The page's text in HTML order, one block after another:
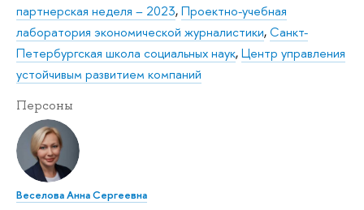
партнерская неделя – 2023,Проектно-учебная
лаборатория экономической журналистики,Санкт-
Петербургская школа социальных наук,Центр управления
устойчивым развитием компаний
Персоны
Веселова Анна Сергеевна